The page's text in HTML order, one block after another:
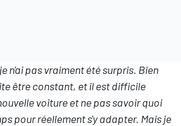
n'ai pas vraiment été surpris. Bien
être constant, et il est difficile
voiture et ne pas savoir quoi
pour réellement s'y adapter. Mais je